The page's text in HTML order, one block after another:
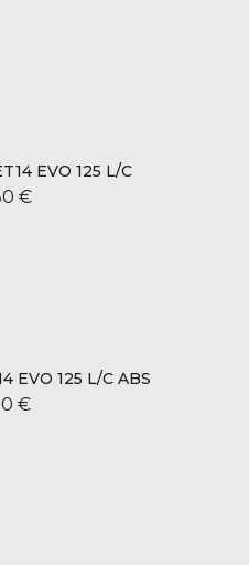
EVO 125 L/C
€
EVO 125 L/C ABS
€